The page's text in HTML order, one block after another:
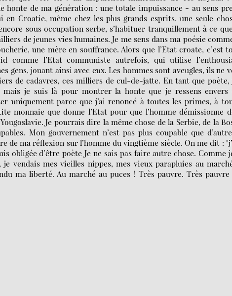
honte de ma génération : une totale impuissance - au sens
en Croatie, même chez les plus grands esprits, une seule
sous occupation serbe, s’habituer tranquillement à ce
de jeunes vies humaines. Je me sens dans ma poésie
une mère en souffrance. Alors que l’Etat croate, c’est
comme l’Etat communiste autrefois, qui utilise
gens, jouant ainsi avec eux. Les hommes sont aveugles, ils ne
de cadavres, ces milliers de cul-de-jatte. En tant que poète,
je suis là pour montrer la honte que je ressens envers
uniquement parce que j’ai renoncé à toutes les primes, à
monnaie que donne l’Etat pour que l’homme démissionne
Je pourrais dire la même chose de la Serbie, de la
Mon gouvernement n’est pas plus coupable que
ma réflexion sur l’homme du vingtième siècle. On me dit :
obligée d’être poète Je ne sais pas faire autre chose. Comme
vendais mes vieilles nippes, mes vieux parapluies au
ma liberté. Au marché au puces ! Très pauvre. Très pauvre